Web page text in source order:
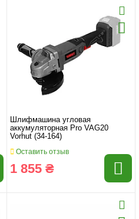
Шлифмашина угловая
аккумуляторная Pro VAG20
Vorhut (34-164)
Оставить отзыв
1 855 ₴